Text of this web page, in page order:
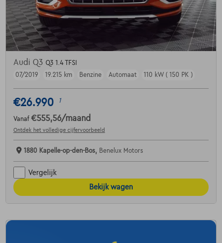
Audi Q3 Q3 1.4 TFSI
07/2019
19.215 km Benzine Automaat 110 kW ( 150 PK )
€26.990 1
Vanaf €555,56/maand
Ontdek het volledige cijfervoorbeeld
1880 Kapelle-op-den-Bos, Benelux Motors
Vergelijk
Bekijk wagen